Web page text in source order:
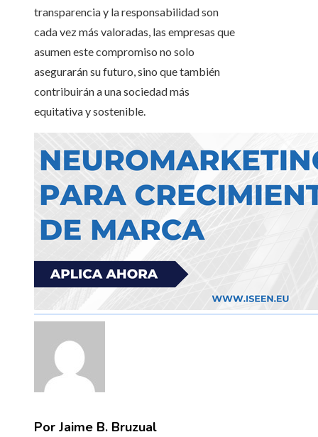
transparencia y la responsabilidad son
cada vez más valoradas, las empresas que
asumen este compromiso no solo
asegurarán su futuro, sino que también
contribuirán a una sociedad más
equitativa y sostenible.
Por Jaime B. Bruzual